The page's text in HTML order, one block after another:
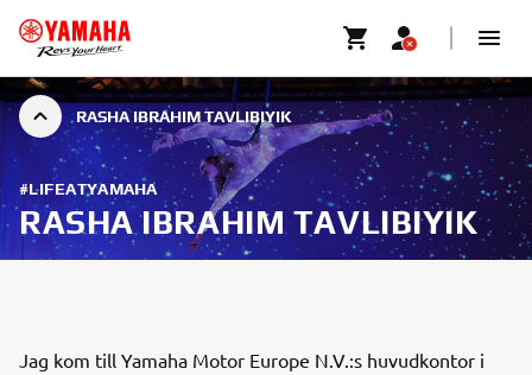
RASHA IBRAHIM TAVLIBIYIK
#LIFEATYAMAHA
RASHA IBRAHIM TAVLIBIYIK
Jag kom till Yamaha Motor Europe N.V.:s huvudkontor i